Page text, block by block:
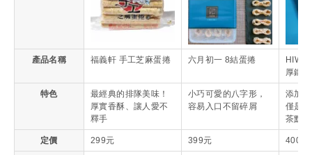
產品名稱 福義軒 手工芝麻蛋捲 六月初一 8結蛋捲
厚鐵
特色
最經典的排隊美味！
厚實香酥、讓人愛不
釋手
小巧可愛的八字形，
容易入口不留碎屑
添加
僅是
茶點
定價 299元 399元 400元